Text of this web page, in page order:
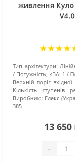
живлення
V4.0
Тип архітектури:
Потужність, кВА: 1
Верхній поріг
Кількість ступенів
Виробник:: Елекс
385
13 650
-